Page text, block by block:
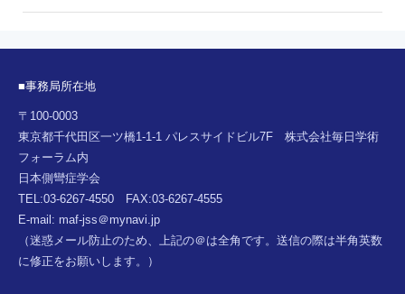
■事務局所在地
〒100-0003
東京都千代田区一ツ橋1-1-1 パレスサイドビル7F 株式会社毎日学術
フォーラム内
日本側彎症学会
TEL:03-6267-4550 FAX:03-6267-4555
E-mail: maf-jss＠mynavi.jp
（迷惑メール防止のため、上記の＠は全角です。送信の際は半角英数
に修正をお願いします。）